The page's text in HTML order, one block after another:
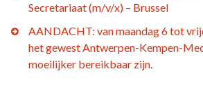
Secretariaat (m/v/x) – Brussel
AANDACHT: van maandag 6 tot
het gewest Antwerpen-Kempen-
moeilijker bereikbaar zijn.